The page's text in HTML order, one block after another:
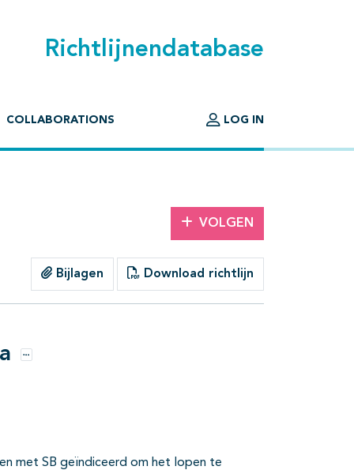
Richtlijnendatabase
COLLABORATIONS LOG IN
VOLGEN
Bijlagen Download richtlijn
Opties
met SB geïndiceerd om het lopen te